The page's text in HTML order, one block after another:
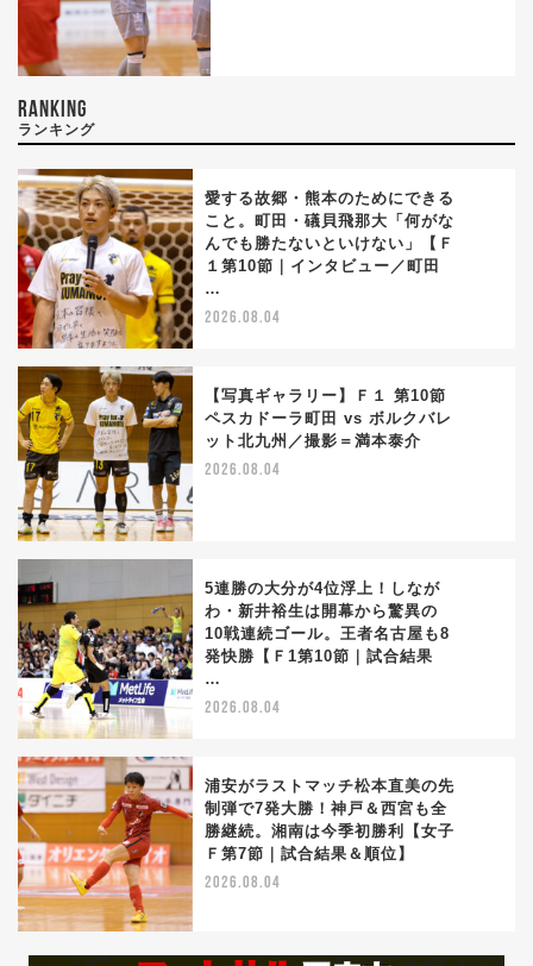
RANKING
ランキング
愛する故郷・熊本のためにできる
こと。町田・礒貝飛那大「何がな
んでも勝たないといけない」【Ｆ
１第10節｜インタビュー／町田
…
2026.08.04
【写真ギャラリー】Ｆ１ 第10節
ペスカドーラ町田 vs ボルクバレ
ット北九州／撮影＝満本泰介
2026.08.04
5連勝の大分が4位浮上！しなが
わ・新井裕生は開幕から驚異の
10戦連続ゴール。王者名古屋も8
発快勝【Ｆ1第10節｜試合結果
…
2026.08.04
浦安がラストマッチ松本直美の先
制弾で7発大勝！神戸＆西宮も全
勝継続。湘南は今季初勝利【女子
Ｆ第7節｜試合結果＆順位】
2026.08.04